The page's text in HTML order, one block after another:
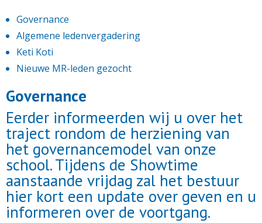
Governance
Algemene ledenvergadering
Keti Koti
Nieuwe MR-leden gezocht
Governance
Eerder informeerden wij u over het
traject rondom de herziening van
het governance­model van onze
school. Tijdens de Showtime
aanstaande vrijdag zal het bestuur
hier kort een update over geven en u
informeren over de voortgang.